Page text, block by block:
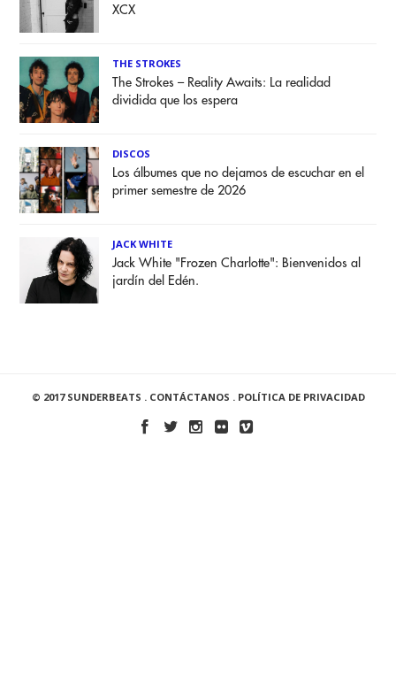
XCX
THE STROKES
The Strokes – Reality Awaits: La realidad
dividida que los espera
DISCOS
Los álbumes que no dejamos de escuchar en el
primer semestre de 2026
JACK WHITE
Jack White "Frozen Charlotte": Bienvenidos al
jardín del Edén.
© 2017 SUNDERBEATS . CONTÁCTANOS . POLÍTICA DE PRIVACIDAD